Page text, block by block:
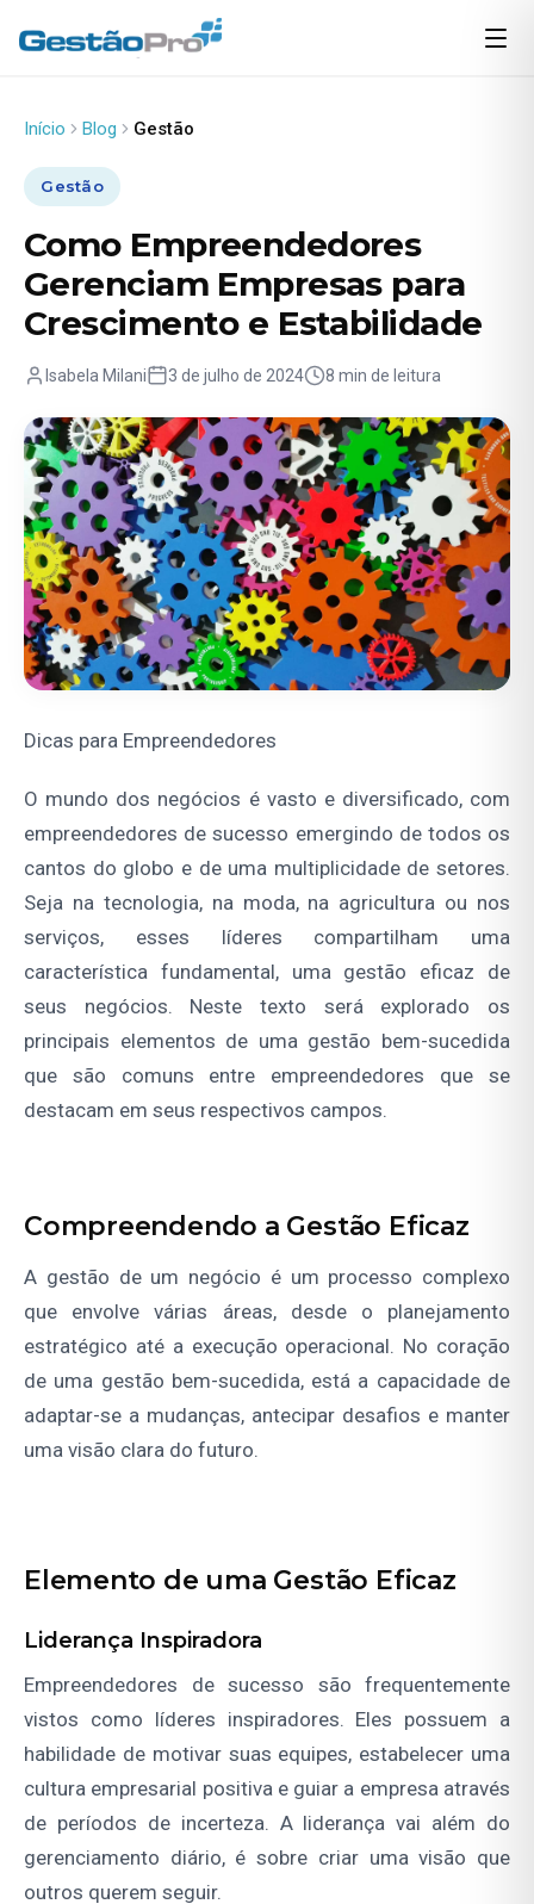
Início Blog Gestão
Gestão
Como Empreendedores
Gerenciam Empresas para
Crescimento e Estabilidade
Isabela Milani 3 de julho de 2024 8 min de leitura
Dicas para Empreendedores
O mundo dos negócios é vasto e diversificado, com
empreendedores de sucesso emergindo de todos os
cantos do globo e de uma multiplicidade de setores.
Seja na tecnologia, na moda, na agricultura ou nos
serviços, esses líderes compartilham uma
característica fundamental, uma gestão eficaz de
seus negócios. Neste texto será explorado os
principais elementos de uma gestão bem-sucedida
que são comuns entre empreendedores que se
destacam em seus respectivos campos.
Compreendendo a Gestão Eficaz
A gestão de um negócio é um processo complexo
que envolve várias áreas, desde o planejamento
estratégico até a execução operacional. No coração
de uma gestão bem-sucedida, está a capacidade de
adaptar-se a mudanças, antecipar desafios e manter
uma visão clara do futuro.
Elemento de uma Gestão Eficaz
Liderança Inspiradora
Empreendedores de sucesso são frequentemente
vistos como líderes inspiradores. Eles possuem a
habilidade de motivar suas equipes, estabelecer uma
cultura empresarial positiva e guiar a empresa através
de períodos de incerteza. A liderança vai além do
gerenciamento diário, é sobre criar uma visão que
outros querem seguir.